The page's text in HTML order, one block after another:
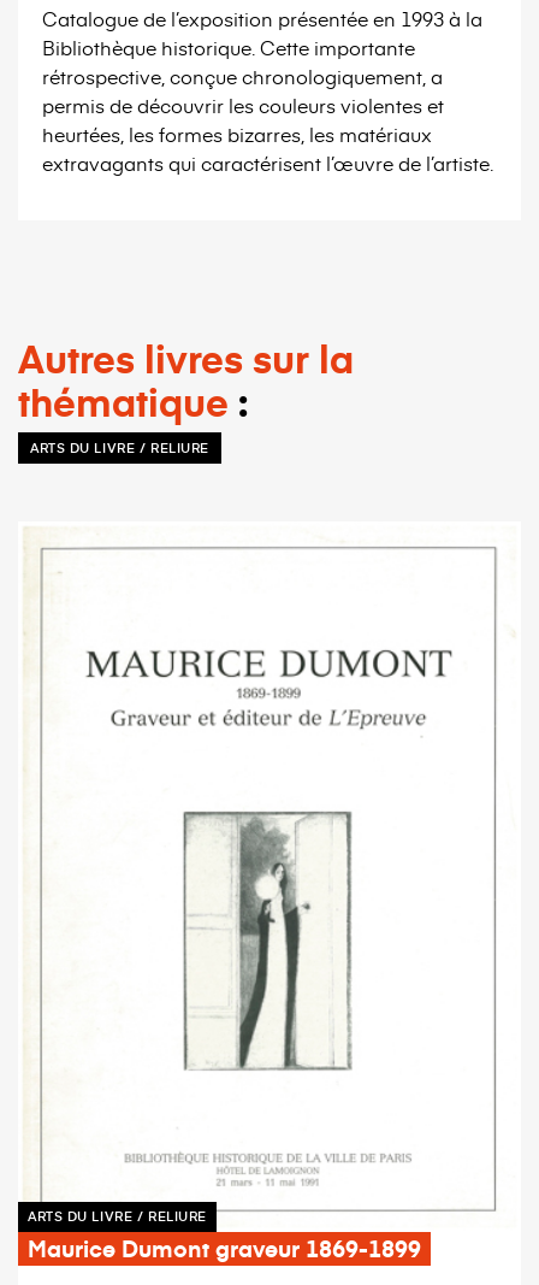
Catalogue de l’exposition présentée en 1993 à la
Bibliothèque historique. Cette importante
rétrospective, conçue chronologiquement, a
permis de découvrir les couleurs violentes et
heurtées, les formes bizarres, les matériaux
extravagants qui caractérisent l’œuvre de l’artiste.
Autres livres sur la
thématique
ARTS DU LIVRE / RELIURE
ARTS DU LIVRE / RELIURE
Maurice Dumont graveur 1869-1899